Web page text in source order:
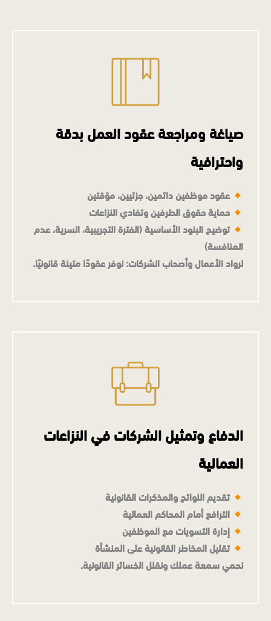
صياغة ومراجعة عقود العمل بدقة
واحترافية
عقود موظفين دائمين، جزئيين، مؤقتين
حماية حقوق الطرفين وتفادي النزاعات
توضيح البنود الأساسية (الفترة التجريبية، السرية، عدم
المنافسة)
لرواد الأعمال وأصحاب الشركات: نوفر عقودًا متينة قانونيًا.
الدفاع وتمثيل الشركات في النزاعات
العمالية
تقديم اللوائح والمذكرات القانونية
الترافع أمام المحاكم العمالية
إدارة التسويات مع الموظفين
تقليل المخاطر القانونية على المنشأة
نحمي سمعة عملك ونقلل الخسائر القانونية.